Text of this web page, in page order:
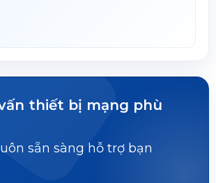
thiết bị mạng phù
sẵn sàng hỗ trợ bạn